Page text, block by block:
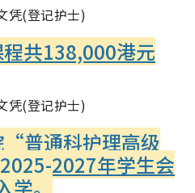
凭(登记护士)
共138,000港元
凭(登记护士)
“普通科护理高级
2027年学生会
。